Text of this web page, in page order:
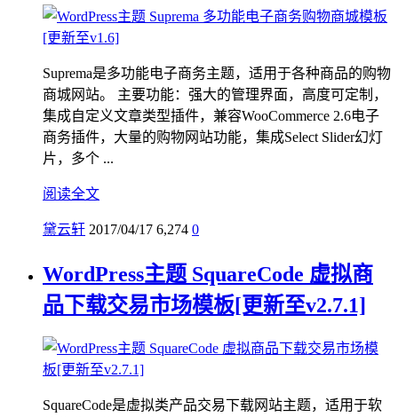
Suprema是多功能电子商务主题，适用于各种商品的购物
商城网站。 主要功能：强大的管理界面，高度可定制，
集成自定义文章类型插件，兼容WooCommerce 2.6电子
商务插件，大量的购物网站功能，集成Select Slider幻灯
片，多个 ...
阅读全文
黛云轩 2017/04/17 6,274 0
WordPress主题 SquareCode 虚拟商
品下载交易市场模板[更新至v2.7.1]
SquareCode是虚拟类产品交易下载网站主题，适用于软